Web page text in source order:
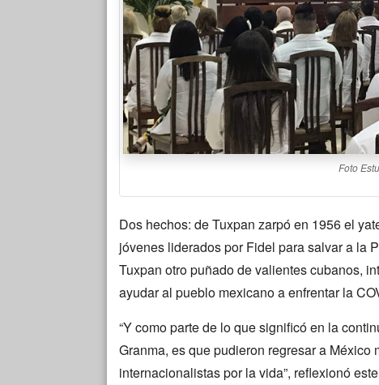
Foto
Dos hechos: de Tuxpan zarpó en 1956 el
jóvenes liderados por Fidel para salvar a la
Tuxpan otro puñado de valientes cubanos,
ayudar al pueblo mexicano a enfrentar la
“Y como parte de lo que significó en la
Granma, es que pudieron regresar a
internacionalistas por la vida”, reflexionó